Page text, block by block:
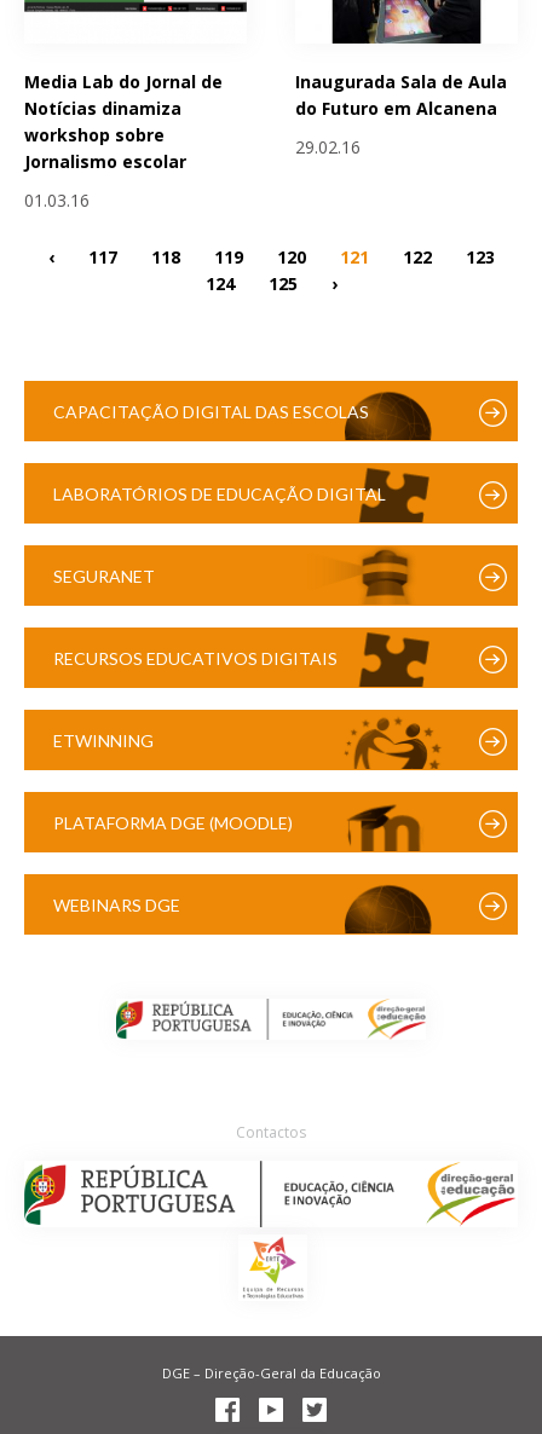
Media Lab do Jornal de
Notícias dinamiza
workshop sobre
Jornalismo escolar
01.03.16
Inaugurada Sala de Aula
do Futuro em Alcanena
29.02.16
‹ 117 118 119 120 121 122
123
124
125 ›
CAPACITAÇÃO DIGITAL DAS ESCOLAS
LABORATÓRIOS DE EDUCAÇÃO DIGITAL
SEGURANET
RECURSOS EDUCATIVOS DIGITAIS
ETWINNING
PLATAFORMA DGE (MOODLE)
WEBINARS DGE
Contactos
DGE – Direção-Geral da Educação